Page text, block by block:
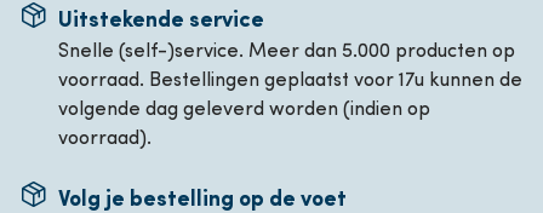
Uitstekende service
Snelle (self-)service. Meer dan 5.000 producten op
voorraad. Bestellingen geplaatst voor 17u kunnen de
volgende dag geleverd worden (indien op
voorraad).
Volg je bestelling op de voet